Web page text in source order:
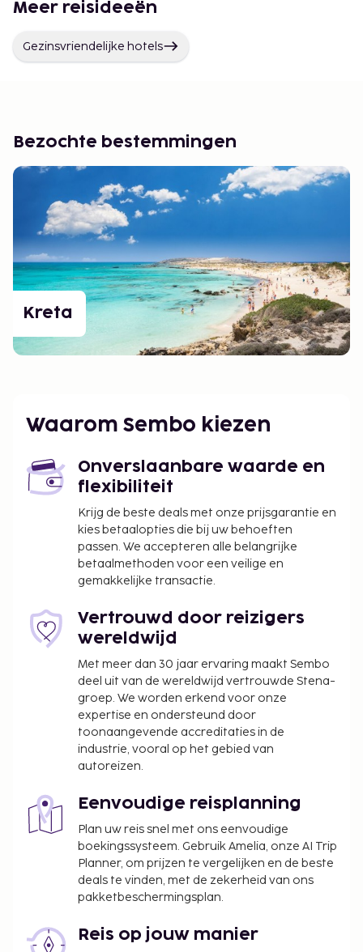
Meer reisideeën
Gezinsvriendelijke hotels
Bezochte bestemmingen
Kreta
Waarom Sembo kiezen
Onverslaanbare waarde en
flexibiliteit
Krijg de beste deals met onze prijsgarantie en
kies betaalopties die bij uw behoeften
passen. We accepteren alle belangrijke
betaalmethoden voor een veilige en
gemakkelijke transactie.
Vertrouwd door reizigers
wereldwijd
Met meer dan 30 jaar ervaring maakt Sembo
deel uit van de wereldwijd vertrouwde Stena-
groep. We worden erkend voor onze
expertise en ondersteund door
toonaangevende accreditaties in de
industrie, vooral op het gebied van
autoreizen.
Eenvoudige reisplanning
Plan uw reis snel met ons eenvoudige
boekingssysteem. Gebruik Amelia, onze AI Trip
Planner, om prijzen te vergelijken en de beste
deals te vinden, met de zekerheid van ons
pakketbeschermingsplan.
Reis op jouw manier